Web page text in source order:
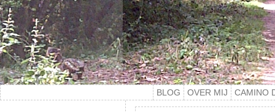
BLOG OVER MIJ CAMINO